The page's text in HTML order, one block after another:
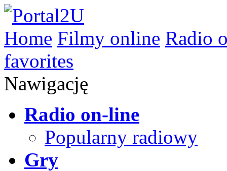
Home Filmy online Radio
favorites
Nawigację
Radio on-line
Popularny radiowy
Gry